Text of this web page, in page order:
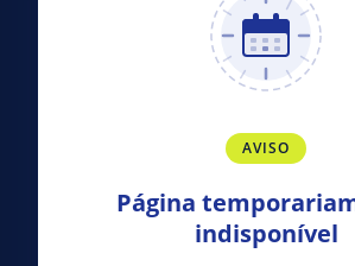
AVISO
Página
indisponível